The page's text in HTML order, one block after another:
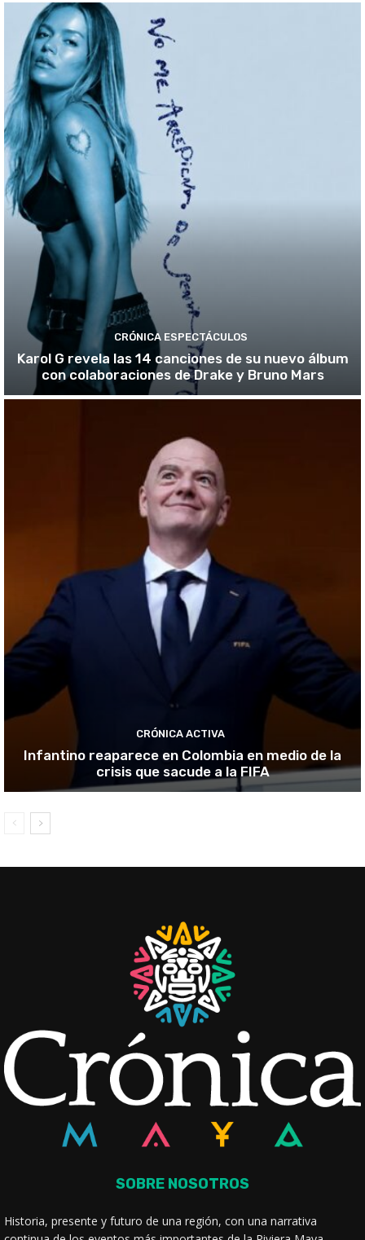
CRÓNICA ESPECTÁCULOS
Karol G revela las 14 canciones de su nuevo álbum
con colaboraciones de Drake y Bruno Mars
CRÓNICA ACTIVA
Infantino reaparece en Colombia en medio de la
crisis que sacude a la FIFA
SOBRE NOSOTROS
Historia, presente y futuro de una región, con una narrativa